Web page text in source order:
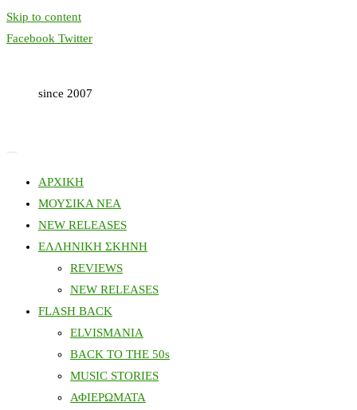
Skip to content
Facebook Twitter
since 2007
ΑΡΧΙΚΗ
ΜΟΥΣΙΚΑ ΝΕΑ
NEW RELEASES
ΕΛΛΗΝΙΚΗ ΣΚΗΝΗ
REVIEWS
NEW RELEASES
FLASH BACK
ELVISMANIA
BACK TO THE 50s
MUSIC STORIES
ΑΦΙΕΡΩΜΑΤΑ